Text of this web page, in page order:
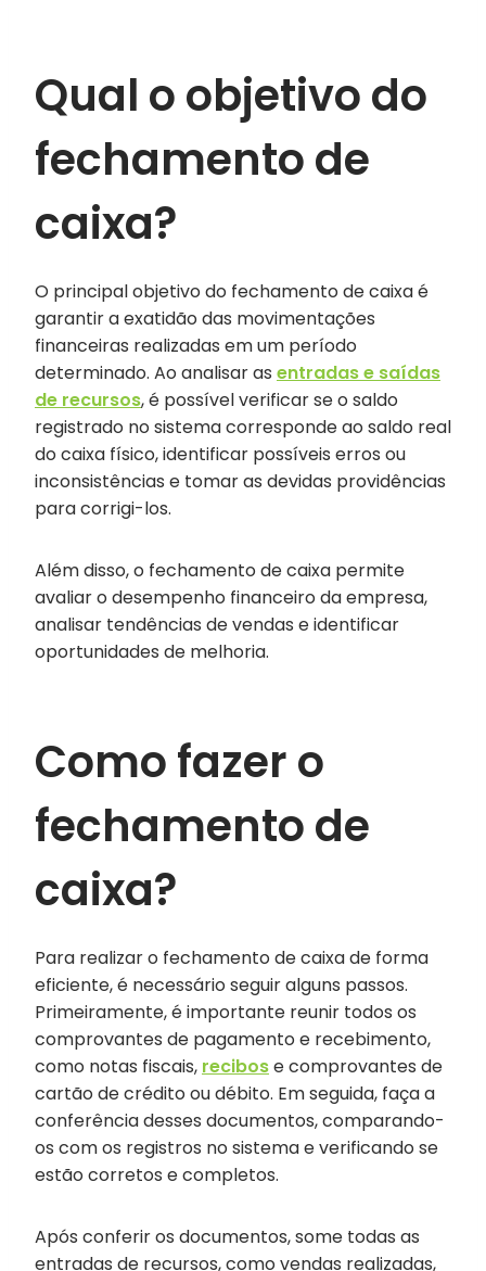
Qual o objetivo do
fechamento de
caixa?
O principal objetivo do fechamento de caixa é
garantir a exatidão das movimentações
financeiras realizadas em um período
determinado. Ao analisar as entradas e saídas
de recursos, é possível verificar se o saldo
registrado no sistema corresponde ao saldo real
do caixa físico, identificar possíveis erros ou
inconsistências e tomar as devidas providências
para corrigi-los.
Além disso, o fechamento de caixa permite
avaliar o desempenho financeiro da empresa,
analisar tendências de vendas e identificar
oportunidades de melhoria.
Como fazer o
fechamento de
caixa?
Para realizar o fechamento de caixa de forma
eficiente, é necessário seguir alguns passos.
Primeiramente, é importante reunir todos os
comprovantes de pagamento e recebimento,
como notas fiscais, recibose comprovantes de
cartão de crédito ou débito. Em seguida, faça a
conferência desses documentos, comparando-
os com os registros no sistema e verificando se
estão corretos e completos.
Após conferir os documentos, some todas as
entradas de recursos, como vendas realizadas,